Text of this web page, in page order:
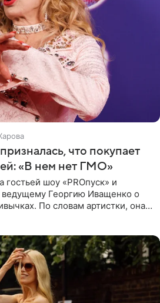
что покупает
«В нем нет ГМО»
гостьей шоу «PROпуск» и
ведущему Георгию Иващенко о
По словам артистки, она